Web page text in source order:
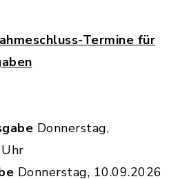
Termine für
Donnerstag,
Donnerstag, 10.09.2026